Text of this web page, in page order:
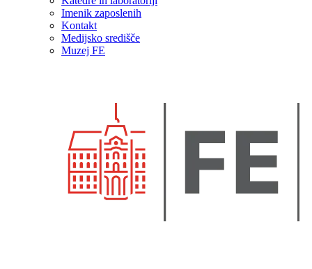
Imenik zaposlenih
Kontakt
Medijsko središče
Muzej FE